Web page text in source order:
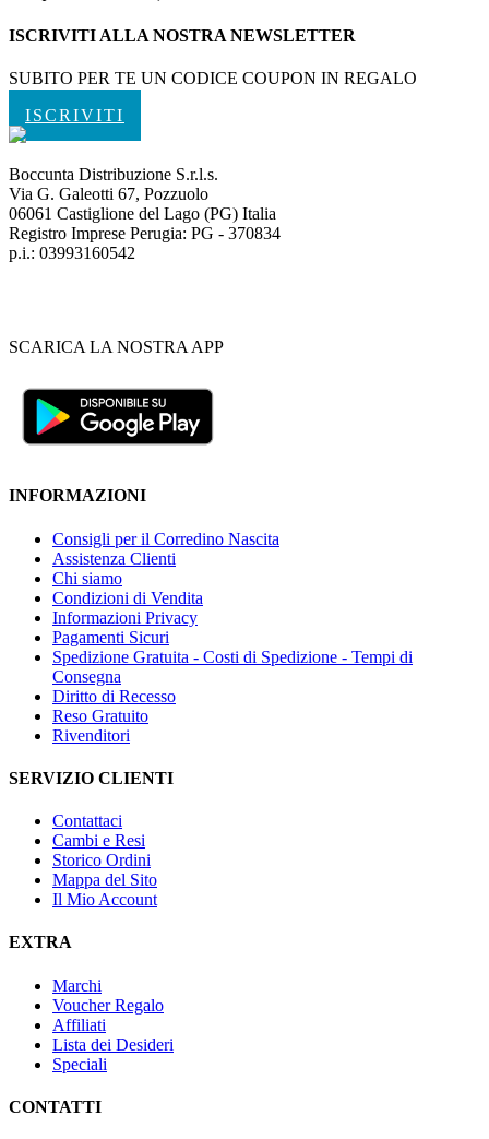
ISCRIVITI ALLA NOSTRA NEWSLETTER
SUBITO PER TE UN CODICE COUPON IN REGALO
ISCRIVITI
Boccunta Distribuzione S.r.l.s.
Via G. Galeotti 67, Pozzuolo
06061 Castiglione del Lago (PG) Italia
Registro Imprese Perugia: PG - 370834
p.i.: 03993160542
SCARICA LA NOSTRA APP
INFORMAZIONI
Consigli per il Corredino Nascita
Assistenza Clienti
Chi siamo
Condizioni di Vendita
Informazioni Privacy
Pagamenti Sicuri
Spedizione Gratuita - Costi di Spedizione - Tempi di
Consegna
Diritto di Recesso
Reso Gratuito
Rivenditori
SERVIZIO CLIENTI
Contattaci
Cambi e Resi
Storico Ordini
Mappa del Sito
Il Mio Account
EXTRA
Marchi
Voucher Regalo
Affiliati
Lista dei Desideri
Speciali
CONTATTI